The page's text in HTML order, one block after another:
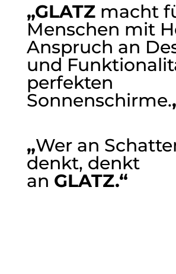
„GLATZmacht
Menschen mit
Anspruch an
und
perfekten
Sonnenschirme.
„Wer an
denkt, denkt
an GLATZ.“